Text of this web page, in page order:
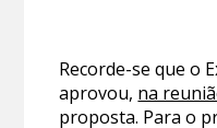
Recorde-se que o
aprovou, na
proposta. Para o